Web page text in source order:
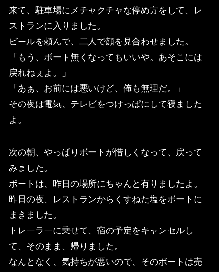
来て、駐車場にメチャクチャな停め方をして、レ
ストランに入りました。
ビールを頼んで、二人で顔を見合わせました。
「もう、ボート無くなってもいいや。あそこには
戻れねぇよ。」
「あぁ、お前には悪いけど、俺も無理だ。」
その夜は電気、テレビをつけっぱにして寝ました
よ。
次の朝、やっぱりボートが惜しくなって、戻って
みました。
ボートは、昨日の場所にちゃんと有りましたよ。
昨日の夜、レストランからくすねた塩をボートに
まきました。
トレーラーに乗せて、宿の予定をキャンセルし
て、そのまま、帰りました。
なんとなく、気持ちが悪いので、そのボートは売